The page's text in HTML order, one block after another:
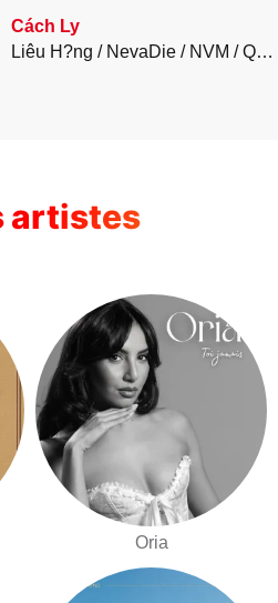
Cách Ly
Liêu H?ng
NevaDie NVM QUIN
artistes
Oria